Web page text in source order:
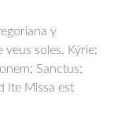
y
soles. Kýrie;
Sanctus;
Ite Missa est